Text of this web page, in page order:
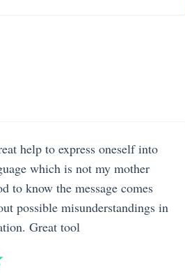
help to express oneself into
which is not my mother
to know the message comes
possible misunderstandings in
Great tool!